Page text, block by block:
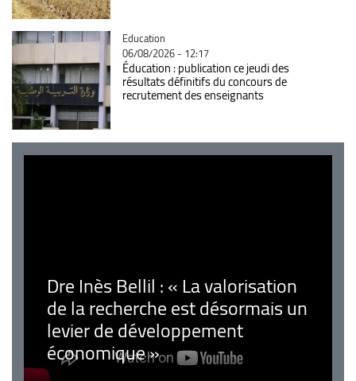
Catégorie
Education
06/08/2026 - 12:17
Éducation : publication ce jeudi des
résultats définitifs du concours de
recrutement des enseignants
Dre Inès Bellil : « La valorisation
de la recherche est désormais un
levier de développement
économique »